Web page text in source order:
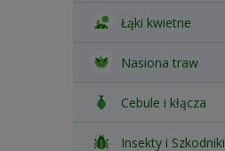
Łąki kwietne
Nasiona traw
Cebule i kłącza
Insekty i Szkodniki